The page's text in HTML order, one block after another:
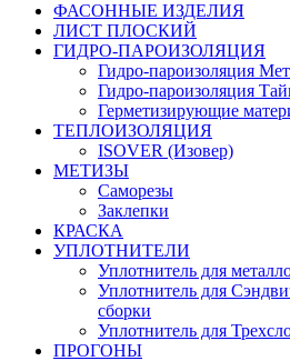
ФАСОННЫЕ ИЗДЕЛИЯ
ЛИСТ ПЛОСКИЙ
ГИДРО-ПАРОИЗОЛЯЦИЯ
Гидро-пароизоляция
Гидро-пароизоляция
Герметизирующие
ТЕПЛОИЗОЛЯЦИЯ
ISOVER (Изовер)
МЕТИЗЫ
Саморезы
Заклепки
КРАСКА
УПЛОТНИТЕЛИ
Уплотнитель для
Уплотнитель для
сборки
Уплотнитель для
ПРОГОНЫ